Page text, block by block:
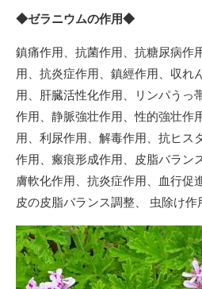
◆ゼラニウムの作用◆
鎮痛作用、抗菌作用、抗糖尿病作
用、抗炎症作用、鎮經作用、収れ
用、肝臓活性化作用、リンパうっ
作用、静脈強壮作用、性的強壮作
用、利尿作用、解毒作用、抗ヒス
作用、瘢痕形成作用、皮脂バラン
膚軟化作用、抗炎症作用、血行促
皮の皮脂バランス調整、 虫除け作